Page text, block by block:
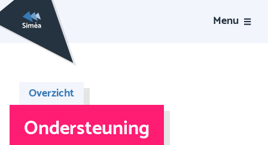
Menu
Overzicht
Ondersteuning